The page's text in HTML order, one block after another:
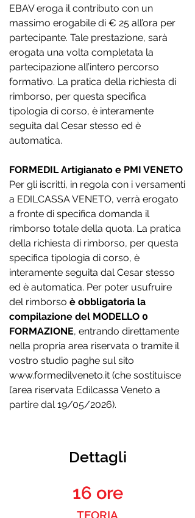
EBAV eroga il contributo con un
massimo erogabile di € 25 all’ora per
partecipante. Tale prestazione, sarà
erogata una volta completata la
partecipazione all’intero percorso
formativo. La pratica della richiesta di
rimborso, per questa specifica
tipologia di corso, è interamente
seguita dal Cesar stesso ed è
automatica.
FORMEDIL Artigianato e PMI VENETO
Per gli iscritti, in regola con i versamenti
a EDILCASSA VENETO, verrà erogato
a fronte di specifica domanda il
rimborso totale della quota. La pratica
della richiesta di rimborso, per questa
specifica tipologia di corso, è
interamente seguita dal Cesar stesso
ed è automatica. Per poter usufruire
del rimborso è obbligatoria la
compilazione del MODELLO 0
FORMAZIONE, entrando direttamente
nella propria area riservata o tramite il
vostro studio paghe sul sito
www.formedilveneto.it (che sostituisce
l’area riservata Edilcassa Veneto a
partire dal 19/05/2026).
Dettagli
16 ore
TEORIA